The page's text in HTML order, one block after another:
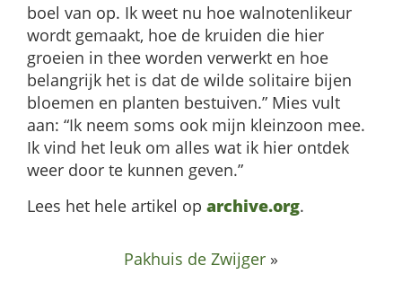
boel van op. Ik weet nu hoe walnotenlikeur
wordt gemaakt, hoe de kruiden die hier
groeien in thee worden verwerkt en hoe
belangrijk het is dat de wilde solitaire bijen
bloemen en planten bestuiven.” Mies vult
aan: “Ik neem soms ook mijn kleinzoon mee.
Ik vind het leuk om alles wat ik hier ontdek
weer door te kunnen geven.”
Lees het hele artikel op archive.org.
Pakhuis de Zwijger »